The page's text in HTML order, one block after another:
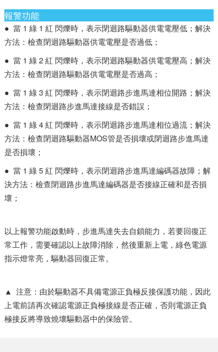
報警功能
● 當 1 綠 1 紅 閃爍時，表示閉迴路驅動器供電電壓低；解決
方法：檢查閉迴路驅動器供電電壓是否過低；
● 當 1 綠 2 紅 閃爍時，表示閉迴路驅動器供電電壓高；解決
方法：檢查閉迴路驅動器供電電壓是否過高；
● 當 1 綠 3 紅 閃爍時，表示閉迴路步進馬達相位開路；解決
方法：檢查閉迴路步進馬達接線是否錯誤；
● 當 1 綠 4 紅 閃爍時，表示閉迴路步進馬達相位過流；解決
方法：檢查閉迴路驅動器MOS管是否損壞或閉迴路步進馬達
是否損壞；
● 當 1 綠 5 紅 閃爍時，表示閉迴路步進馬達編碼器故障；解
決方法：檢查閉迴路步進馬達編碼器是否接線正確和是否損
壞；
以上報警功能啟動時，步進馬達失去自鎖能力，若要回復正
常工作，需要確認以上故障消除，然後重新上電，綠色電源
指示燈常亮，驅動器回復正常。
▲ 注意：由於驅動器不具備電源正負極反接保護功能，因此
上電前請再次確認電源正負極接線是否正確，否則電源正負
極接反將導致燒壞驅動器中的保險管。